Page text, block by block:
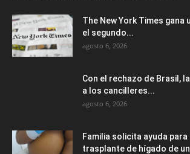
The New York Times gana
el segundo...
agosto 6, 2026
Con el rechazo de Brasil,
a los cancilleres...
agosto 6, 2026
Familia solicita ayuda
trasplante de hígado de